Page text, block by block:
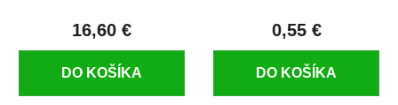
16,60 €
DO KOŠÍKA
0,55 €
DO KOŠÍKA